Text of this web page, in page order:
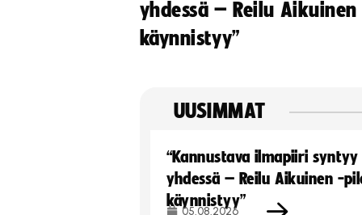
yhdessä – Reilu
käynnistyy”
UUSIMMAT
“Kannustava ilmapiiri syntyy
yhdessä – Reilu Aikuinen -
käynnistyy”
05.08.2026